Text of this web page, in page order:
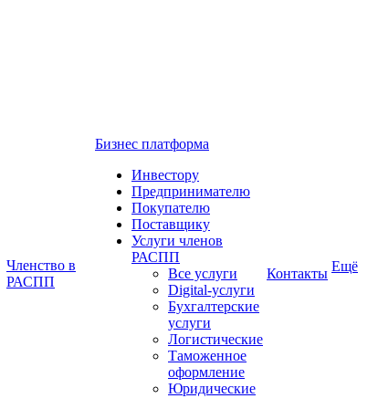
Членство в
РАСПП
Бизнес платформа
Инвестору
Предпринимателю
Покупателю
Поставщику
Услуги членов
РАСПП
Все услуги
Digital-услуги
Бухгалтерские
услуги
Логистические
Таможенное
оформление
Юридические
Контакты Ещё